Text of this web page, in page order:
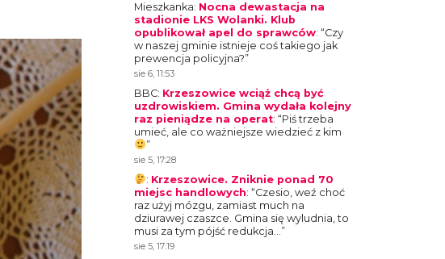
Mieszkanka: Nocna dewastacja na
stadionie LKS Wolanki. Klub
opublikował apel do sprawców: “Czy
w naszej gminie istnieje coś takiego jak
prewencja policyjna?”
sie 6, 11:53
BBC: Krzeszowice wciąż chcą być
uzdrowiskiem. Gmina wydała kolejny
raz pieniądze na operat: “Piś trzeba
umieć, ale co ważniejsze wiedzieć z kim
”
sie 5, 17:28
: Krzeszowice. Zniknie ponad 70
miejsc handlowych: “Czesio, weź choć
raz użyj mózgu, zamiast much na
dziurawej czaszce. Gmina się wyludnia, to
musi za tym pójść redukcja…”
sie 5, 17:19